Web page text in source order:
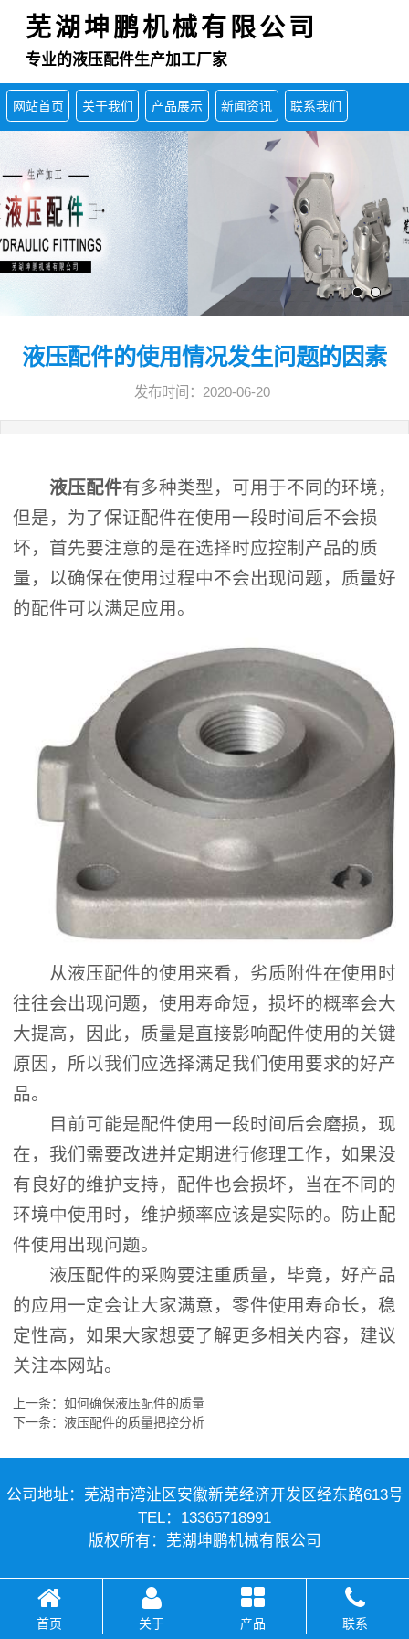
芜湖坤鹏机械有限公司
专业的液压配件生产加工厂家
网站首页 关于我们 产品展示 新闻资讯 联系我们
液压配件的使用情况发生问题的因素
发布时间：2020-06-20
液压配件有多种类型，可用于不同的环境，
但是，为了保证配件在使用一段时间后不会损
坏，首先要注意的是在选择时应控制产品的质
量，以确保在使用过程中不会出现问题，质量好
的配件可以满足应用。
从液压配件的使用来看，劣质附件在使用时
往往会出现问题，使用寿命短，损坏的概率会大
大提高，因此，质量是直接影响配件使用的关键
原因，所以我们应选择满足我们使用要求的好产
品。
目前可能是配件使用一段时间后会磨损，现
在，我们需要改进并定期进行修理工作，如果没
有良好的维护支持，配件也会损坏，当在不同的
环境中使用时，维护频率应该是实际的。防止配
件使用出现问题。
液压配件的采购要注重质量，毕竟，好产品
的应用一定会让大家满意，零件使用寿命长，稳
定性高，如果大家想要了解更多相关内容，建议
关注本网站。
上一条： 如何确保液压配件的质量
下一条： 液压配件的质量把控分析
公司地址：芜湖市湾沚区安徽新芜经济开发区经东路613号
TEL：13365718991
版权所有：芜湖坤鹏机械有限公司
首页 关于 产品 联系